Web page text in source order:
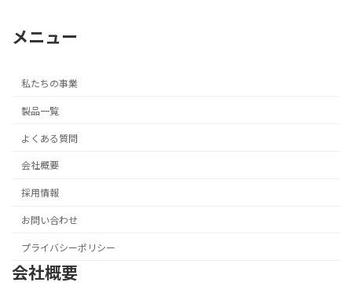
メニュー
私たちの事業
製品一覧
よくある質問
会社概要
採用情報
お問い合わせ
プライバシーポリシー
会社概要